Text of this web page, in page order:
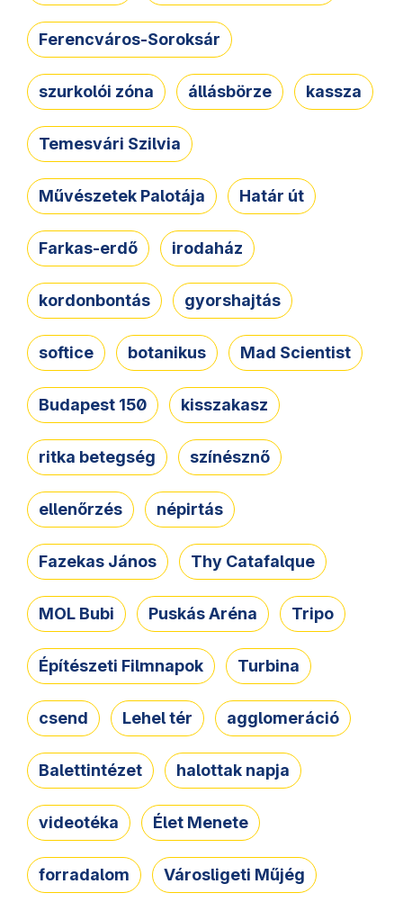
Ferencváros-Soroksár
szurkolói zóna állásbörze kassza
Temesvári Szilvia
Művészetek Palotája Határ út
Farkas-erdő irodaház
kordonbontás gyorshajtás
softice botanikus Mad Scientist
Budapest 150 kisszakasz
ritka betegség színésznő
ellenőrzés népirtás
Fazekas János Thy Catafalque
MOL Bubi Puskás Aréna Tripo
Építészeti Filmnapok Turbina
csend Lehel tér agglomeráció
Balettintézet halottak napja
videotéka Élet Menete
forradalom Városligeti Műjég